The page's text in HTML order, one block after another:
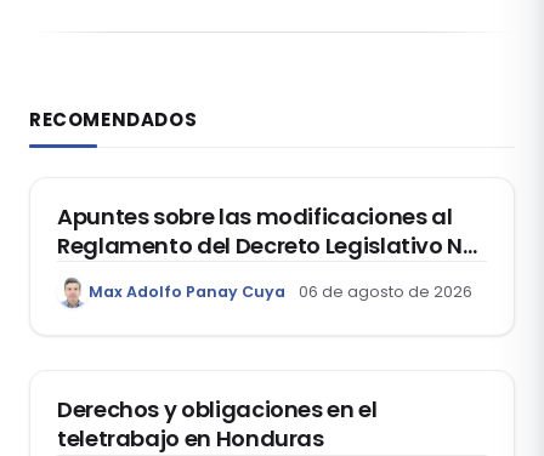
RECOMENDADOS
DERECHO REGISTRAL
Apuntes sobre las modificaciones al
Reglamento del Decreto Legislativo Nº
1400, que aprueba el Régimen de
Garantía Mobiliaria
Max Adolfo Panay Cuya 06 de agosto de 2026
Derechos y obligaciones en el
teletrabajo en Honduras